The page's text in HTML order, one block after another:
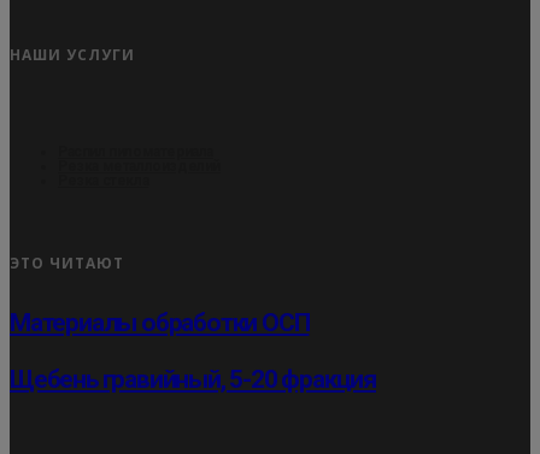
НАШИ УСЛУГИ
ЭТО ЧИТАЮТ
Материалы обработки ОСП
Щебень гравийный, 5-20 фракция